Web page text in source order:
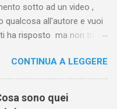
sotto ad un video ,
qualcosa all'autore e vuoi
ha risposto ma non trovi
" cronologia commenti
Vuoi sapere come
tuo computer (PC/Mac)
(Android o iPhone)
CONTINUA A LEGGERE
sono quei